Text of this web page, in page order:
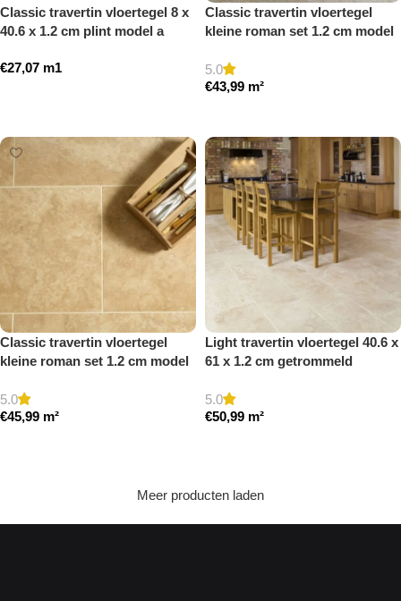
Classic travertin vloertegel 8 x
40.6 x 1.2 cm plint model a
€27,07 m1
Classic travertin vloertegel
kleine roman set 1.2 cm model
5.0
€43,99 m²
Classic travertin vloertegel
kleine roman set 1.2 cm model
5.0
€45,99 m²
Light travertin vloertegel 40.6 x
61 x 1.2 cm getrommeld
5.0
€50,99 m²
Meer producten laden